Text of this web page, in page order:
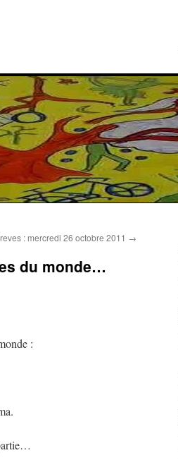
: mercredi 26 octobre 2011 →
du monde…
: